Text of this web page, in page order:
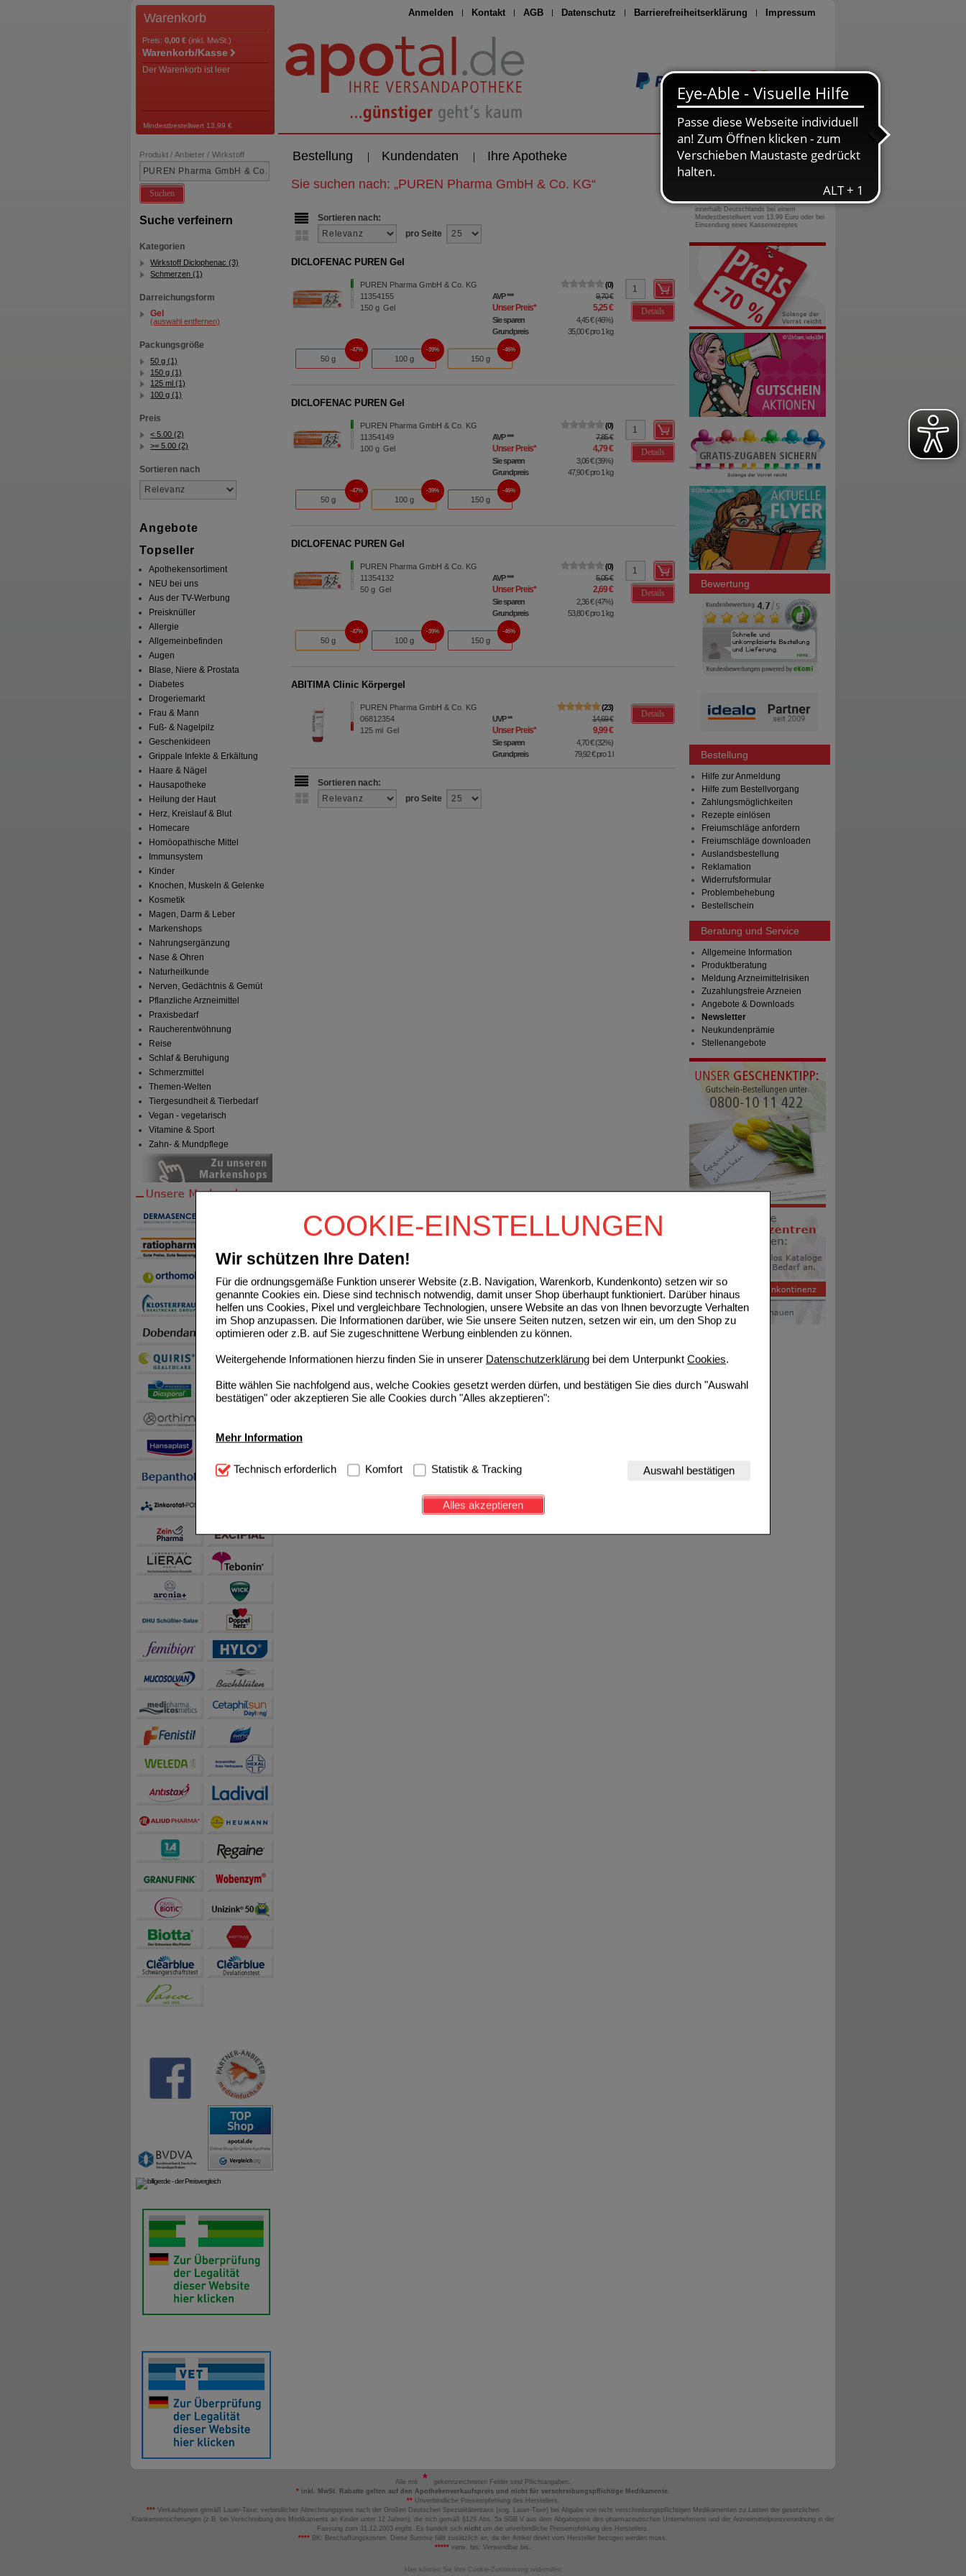
COOKIE-EINSTELLUNGEN
Wir schützen Ihre Daten!
Für die ordnungsgemäße Funktion unserer Website (z.B. Navigation, Warenkorb, Kundenkonto) setzen wir so
genannte Cookies ein. Diese sind technisch notwendig, damit unser Shop überhaupt funktioniert. Darüber hinaus
helfen uns Cookies, Pixel und vergleichbare Technologien, unsere Website an das von Ihnen bevorzugte Verhalten
im Shop anzupassen. Die Informationen darüber, wie Sie unsere Seiten nutzen, setzen wir ein, um den Shop zu
optimieren oder z.B. auf Sie zugeschnittene Werbung einblenden zu können.
Weitergehende Informationen hierzu finden Sie in unserer Datenschutzerklärung bei dem Unterpunkt Cookies.
Bitte wählen Sie nachfolgend aus, welche Cookies gesetzt werden dürfen, und bestätigen Sie dies durch "Auswahl
bestätigen" oder akzeptieren Sie alle Cookies durch "Alles akzeptieren":
Mehr Information
Technisch Notwendig: Hierbei handelt es sich um Cookies, die für die Grundfunktionen unserer Website
notwendig sind (z.B. Navigation, Warenkorb, Kundenkonto), weshalb auf diese nicht verzichtet werden kann.
Diese Cookies werden genutzt um das Einkaufserlebnis noch ansprechender zu gestalten,
beispielsweise für die Wiedererkennung des Besuchers oder unsere Seite an bevorzugte Verhaltensweisen (z.B.
Inhalte anzuzeigen und unser Partnerprogramm zu betreiben.
Statistik & Tracking:
sammeln, mit deren Hilfe wir unsere Website weiter für Sie optimieren können, den Inhalt auf unserer Website aber
auch die Werbung auf Drittseiten möglichst relevant für Sie zu gestalten. Bitte beachten Sie, dass Daten hierfür
teilweise an Dritte wie z.B. Google oder soziale Medien übertragen werden.
Technisch erforderlich Komfort Statistik & Tracking Auswahl bestätigen
Alles akzeptieren
Anmelden Kontakt AGB Datenschutz Barrierefreiheitserklärung Impressum
Seite drucken
Warenkorb
Preis: 0,00 € (inkl. MwSt.)
Warenkorb/Kasse
Der Warenkorb ist leer
Mindestbestellwert 13,99 €
Bestellung Kundendaten Ihre Apotheke
Produkt / Anbieter / Wirkstoff
Suchen
Suche verfeinern
Kategorien
Wirkstoff Diclophenac (3)
Schmerzen (1)
Darreichungsform
Gel
(auswahl entfernen)
Packungsgröße
50 g (1)
150 g (1)
125 ml (1)
100 g (1)
Preis
< 5.00 (2)
>= 5.00 (2)
Sortieren nach
Angebote
Topseller
Apothekensortiment
NEU bei uns
Aus der TV-Werbung
Preisknüller
Allergie
Allgemeinbefinden
Augen
Blase, Niere & Prostata
Diabetes
Drogeriemarkt
Frau & Mann
Fuß- & Nagelpilz
Geschenkideen
Grippale Infekte & Erkältung
Haare & Nägel
Hausapotheke
Heilung der Haut
Herz, Kreislauf & Blut
Homecare
Homöopathische Mittel
Immunsystem
Kinder
Knochen, Muskeln & Gelenke
Kosmetik
Magen, Darm & Leber
Markenshops
Nahrungsergänzung
Nase & Ohren
Naturheilkunde
Nerven, Gedächtnis & Gemüt
Pflanzliche Arzneimittel
Praxisbedarf
Raucherentwöhnung
Reise
Schlaf & Beruhigung
Schmerzmittel
Themen-Welten
Tiergesundheit & Tierbedarf
Vegan - vegetarisch
Vitamine & Sport
Zahn- & Mundpflege
Sie suchen nach: „PUREN Pharma GmbH & Co. KG“
Sortieren nach:
pro Seite
DICLOFENAC PUREN Gel
PUREN Pharma GmbH & Co. KG
11354155
150g Gel
0
AVP*** 9,70 €
Unser Preis* 5,25 €
Sie sparen 4,45 €(46%)
Grundpreis
35,00 €pro 1 kg
Details
50 g
47%
100 g
39%
150 g
46%
DICLOFENAC PUREN Gel
PUREN Pharma GmbH & Co. KG
11354149
100g Gel
0
AVP*** 7,85 €
Unser Preis* 4,79 €
Sie sparen 3,06 €(39%)
Grundpreis
47,90 €pro 1 kg
Details
50 g
47%
100 g
39%
150 g
46%
DICLOFENAC PUREN Gel
PUREN Pharma GmbH & Co. KG
11354132
50g Gel
0
AVP*** 5,05 €
Unser Preis* 2,69 €
Sie sparen 2,36 €(47%)
Grundpreis
53,80 €pro 1 kg
Details
50 g
47%
100 g
39%
150 g
46%
ABITIMA Clinic Körpergel
PUREN Pharma GmbH & Co. KG
06812354
125 ml Gel
23
UVP** 14,69 €
Unser Preis* 9,99 €
Sie sparen 4,70 €(32%)
Grundpreis
79,92 €pro 1 l
Details
Sortieren nach:
pro Seite
0800-10 11 422
gebührenfreie Rufnummer
innerhalb Deutschlands bei einem
Mindestbestellwert von 13,99 Euro oder bei
Einsendung eines Kassenrezeptes
Bewertung
Bestellung
Hilfe zur Anmeldung
Hilfe zum Bestellvorgang
Zahlungsmöglichkeiten
Rezepte einlösen
Freiumschläge anfordern
Freiumschläge downloaden
Auslandsbestellung
Reklamation
Widerrufsformular
Problembehebung
Bestellschein
Beratung und Service
Allgemeine Information
Produktberatung
Meldung Arzneimittelrisiken
Zuzahlungsfreie Arzneien
Angebote & Downloads
Newsletter
Neukundenprämie
Stellenangebote
Alle mit
gekennzeichneten Felder sind Pflichtangaben.
* inkl. MwSt. Rabatte gelten auf den Apothekenverkaufspreis und nicht für verschreibungspflichtige Medikamente.
**Unverbindliche Preisempfehlung des Herstellers.
*** Verkaufspreis gemäß Lauer-Taxe; verbindlicher Abrechnungspreis nach der Großen Deutschen Spezialitätentaxe (sog. Lauer-Taxe) bei Abgabe von nicht verschreibungspflichtigen Medikamenten zu Lasten der gesetzlichen
Krankenversicherungen (z.B. bei Verschreibung des Medikaments an Kinder unter 12 Jahren), die sich gemäß §129 Abs. 5a SGB V aus dem Abgabepreis des pharmazeutischen Unternehmens und der Arzneimittelpreisverordnung in der
Fassung zum 31.12.2003 ergibt. Es handelt sich nicht um die unverbindliche Preisempfehlung des Herstellers.
**** BK: Beschaffungskosten. Diese Summe fällt zusätzlich an, da der Artikel direkt vom Hersteller bezogen werden muss.
***** verw. bis: Verwendbar bis.
Hier können Sie Ihre Cookie-Zustimmung widerrufen